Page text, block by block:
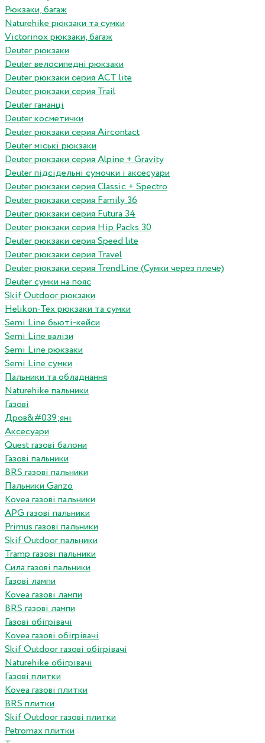
Рюкзаки, багаж
Naturehike рюкзаки та сумки
Victorinox рюкзаки, багаж
Deuter рюкзаки
Deuter велосипедні рюкзаки
Deuter рюкзаки серия ACT lite
Deuter рюкзаки серия Trail
Deuter гаманці
Deuter косметички
Deuter рюкзаки серия Aircontact
Deuter міські рюкзаки
Deuter рюкзаки серия Alpine + Gravity
Deuter підсідельні сумочки і аксесуари
Deuter рюкзаки серия Classic + Spectro
Deuter рюкзаки серия Family 36
Deuter рюкзаки серия Futura 34
Deuter рюкзаки серия Hip Packs 30
Deuter рюкзаки серия Speed lite
Deuter рюкзаки серия Travel
Deuter рюкзаки серия TrendLine (Сумки через плече)
Deuter сумки на пояс
Skif Outdoor рюкзаки
Helikon-Tex рюкзаки та сумки
Semi Line бьюті-кейси
Semi Line валізи
Semi Line рюкзаки
Semi Line сумки
Пальники та обладнання
Naturehike пальники
Газові
Дров&#039;яні
Аксесуари
Quest газові балони
Газові пальники
BRS газові пальники
Пальники Ganzo
Kovea газові пальники
APG газові пальники
Primus газові пальники
Skif Outdoor пальники
Tramp газові пальники
Сила газові пальники
Газові лампи
Kovea газові лампи
BRS газові лампи
Газові обігрівачі
Kovea газові обігрівачі
Skif Outdoor газові обігрівачі
Naturehike обігрівачі
Газові плитки
Kovea газові плитки
BRS плитки
Skif Outdoor газові плитки
Petromax плитки